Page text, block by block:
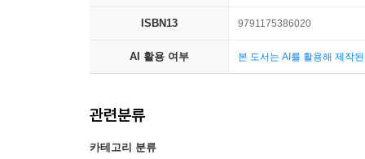
ISBN13 9791175386020
AI 활용 여부 본 도서는 AI를 활용해 제작
관련분류
카테고리 분류